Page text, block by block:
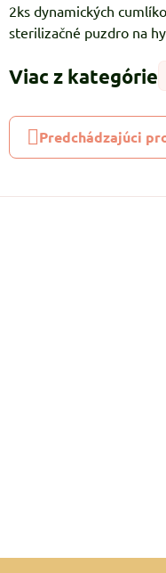
2ks dynamických
sterilizačné puzdro na
Viac z kategórie
Predchádzajúci